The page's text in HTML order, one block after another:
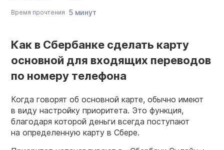
Время прочтения 5 минут
Как в Сбербанке сделать карту
основной для входящих переводов
по номеру телефона
Когда говорят об основной карте, обычно имеют
в виду настройку приоритета. Это функция,
благодаря которой деньги всегда поступают
на определенную карту в Сбере.